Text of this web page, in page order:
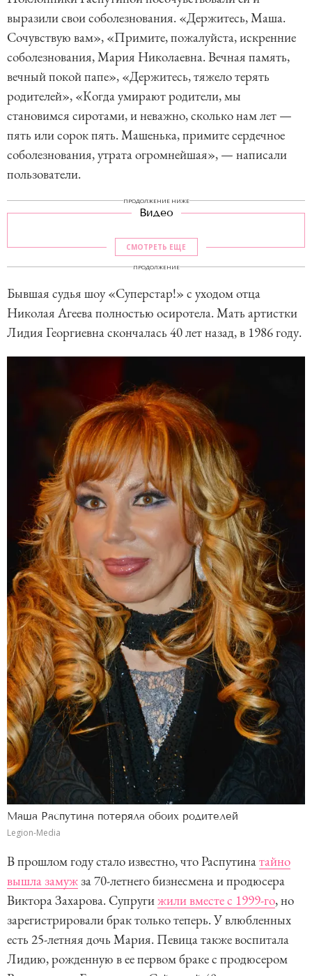
выразили свои соболезнования. «Держитесь, Маша.
Сочувствую вам», «Примите, пожалуйста, искренние
соболезнования, Мария Николаевна. Вечная память,
вечный покой папе», «Держитесь, тяжело терять
родителей», «Когда умирают родители, мы
становимся сиротами, и неважно, сколько нам лет —
пять или сорок пять. Машенька, примите сердечное
соболезнования, утрата огромнейшая», — написали
пользователи.
ПРОДОЛЖЕНИЕ НИЖЕ
Видео
СМОТРЕТЬ ЕЩЕ
ПРОДОЛЖЕНИЕ
Бывшая судья шоу «Суперстар!» с уходом отца
Николая Агеева полностью осиротела. Мать артистки
Лидия Георгиевна скончалась 40 лет назад, в 1986 году.
Маша Распутина потеряла обоих родителей
Legion-Media
В прошлом году стало известно, что Распутинатайно
вышла замуж за 70-летнего бизнесмена и продюсера
Виктора Захарова. Супругижили вместе с 1999-го, но
зарегистрировали брак только теперь. У влюбленных
есть 25-летняя дочь Мария. Певица также воспитала
Лидию, рожденную в ее первом браке с продюсером